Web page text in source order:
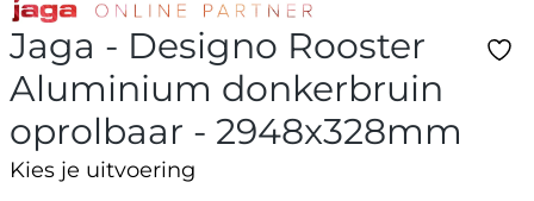
Jaga - Designo Rooster
Aluminium donkerbruin
oprolbaar - 2948x328mm
Kies je uitvoering